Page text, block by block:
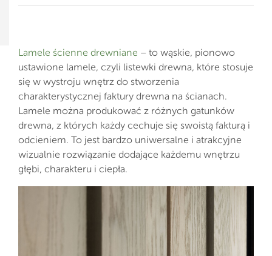
Lamele ścienne drewniane – to wąskie, pionowo
ustawione lamele, czyli listewki drewna, które stosuje
się w wystroju wnętrz do stworzenia
charakterystycznej faktury drewna na ścianach.
Lamele można produkować z różnych gatunków
drewna, z których każdy cechuje się swoistą fakturą i
odcieniem. To jest bardzo uniwersalne i atrakcyjne
wizualnie rozwiązanie dodające każdemu wnętrzu
głębi, charakteru i ciepła.